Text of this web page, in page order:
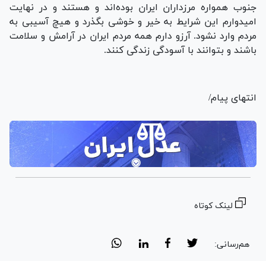
جنوب همواره مرزداران ایران بوده‌اند و هستند و در نهایت
امیدوارم این شرایط به خیر و خوشی بگذرد و هیچ آسیبی به
مردم وارد نشود. آرزو دارم همه مردم ایران در آرامش و سلامت
باشند و بتوانند با آسودگی زندگی کنند.
انتهای پیام/
لینک کوتاه
هم‌رسانی: